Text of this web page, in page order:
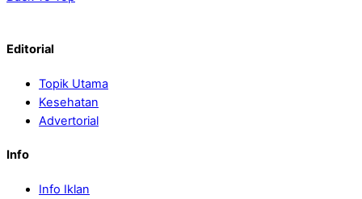
Editorial
Topik Utama
Kesehatan
Advertorial
Info
Info Iklan